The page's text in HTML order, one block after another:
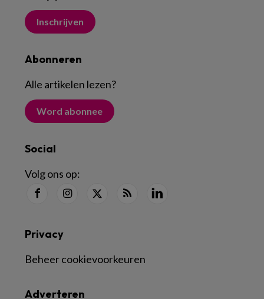
Inschrijven
Abonneren
Alle artikelen lezen?
Word abonnee
Social
Volg ons op:
Adverteren
Privacy
Beheer cookievoorkeuren